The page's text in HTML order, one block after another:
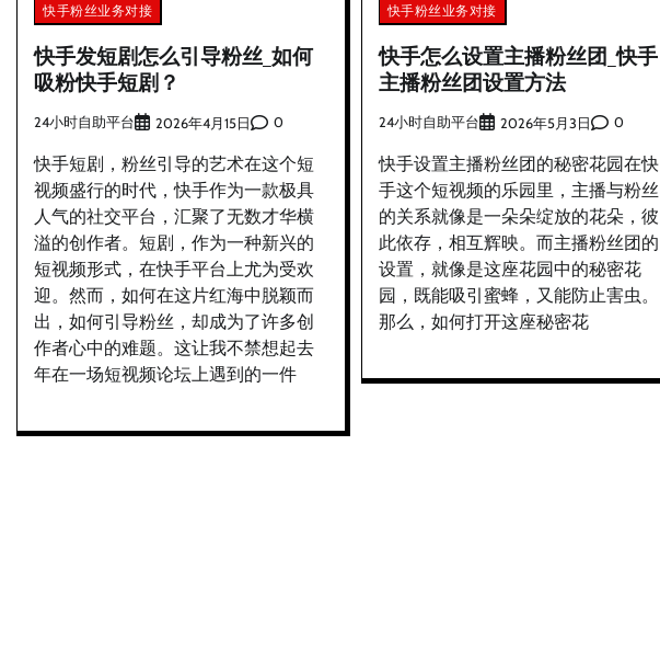
快手粉丝业务对接
快手发短剧怎么引导粉丝_如何
吸粉快手短剧？
24小时自助平台 2026年4月15日 0
快手短剧，粉丝引导的艺术在这个短
视频盛行的时代，快手作为一款极具
人气的社交平台，汇聚了无数才华横
溢的创作者。短剧，作为一种新兴的
短视频形式，在快手平台上尤为受欢
迎。然而，如何在这片红海中脱颖而
出，如何引导粉丝，却成为了许多创
作者心中的难题。这让我不禁想起去
年在一场短视频论坛上遇到的一件
快手粉丝业务对接
快手怎么设置主播粉丝团_快手
主播粉丝团设置方法
24小时自助平台 2026年5月3日 0
快手设置主播粉丝团的秘密花园在快
手这个短视频的乐园里，主播与粉丝
的关系就像是一朵朵绽放的花朵，彼
此依存，相互辉映。而主播粉丝团的
设置，就像是这座花园中的秘密花
园，既能吸引蜜蜂，又能防止害虫。
那么，如何打开这座秘密花